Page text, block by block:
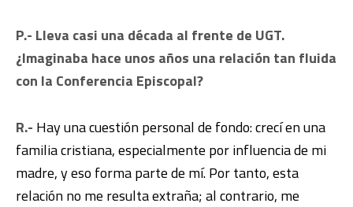
P.- Lleva casi una década al frente de UGT.
¿Imaginaba hace unos años una relación tan fluida
con la Conferencia Episcopal?
R.- Hay una cuestión personal de fondo: crecí en una
familia cristiana, especialmente por influencia de mi
madre, y eso forma parte de mí. Por tanto, esta
relación no me resulta extraña; al contrario, me